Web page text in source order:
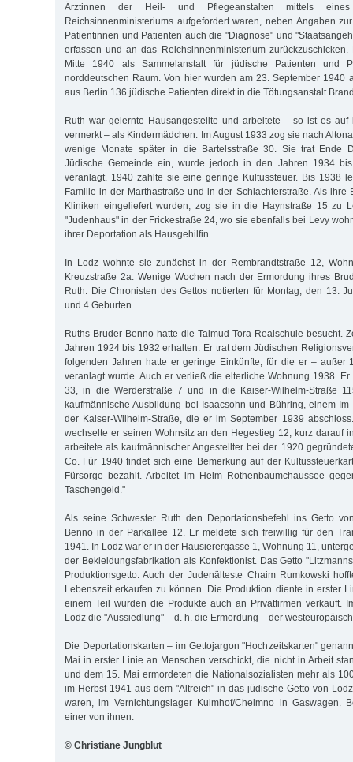
Ärztinnen der Heil- und Pflegeanstalten mittels
Reichsinnenministeriums aufgefordert waren, neben Angaben
Patientinnen und Patienten auch die "Diagnose" und
erfassen und an das Reichsinnenministerium
Mitte 1940 als Sammelanstalt für jüdische Patienten und
norddeutschen Raum. Von hier wurden am 23. September 1940
aus Berlin 136 jüdische Patienten direkt in die Tötungsanstalt
Ruth war gelernte Hausangestellte und arbeitete – so ist es auf
vermerkt – als Kindermädchen. Im August 1933 zog sie nach
wenige Monate später in die Bartelsstraße 30. Sie trat Ende
Jüdische Gemeinde ein, wurde jedoch in den Jahren 1934
veranlagt. 1940 zahlte sie eine geringe Kultussteuer. Bis 1938
Familie in der Marthastraße und in der Schlachterstraße. Als ihre
Kliniken eingeliefert wurden, zog sie in die Haynstraße 15 zu
"Judenhaus" in der Frickestraße 24, wo sie ebenfalls bei Levy
ihrer Deportation als Hausgehilfin.
In Lodz wohnte sie zunächst in der Rembrandtstraße 12,
Kreuzstraße 2a. Wenige Wochen nach der Ermordung ihres
Ruth. Die Chronisten des Gettos notierten für Montag, den 13.
und 4 Geburten.
Ruths Bruder Benno hatte die Talmud Tora Realschule besucht.
Jahren 1924 bis 1932 erhalten. Er trat dem Jüdischen
folgenden Jahren hatte er geringe Einkünfte, für die er – außer
veranlagt wurde. Auch er verließ die elterliche Wohnung 1938.
33, in die Werderstraße 7 und in die Kaiser-Wilhelm-Straße
kaufmännische Ausbildung bei Isaacsohn und Bühring, einem
der Kaiser-Wilhelm-Straße, die er im September 1939
wechselte er seinen Wohnsitz an den Hegestieg 12, kurz darauf
arbeitete als kaufmännischer Angestellter bei der 1920
Co. Für 1940 findet sich eine Bemerkung auf der
Fürsorge bezahlt. Arbeitet im Heim Rothenbaumchaussee
Taschengeld."
Als seine Schwester Ruth den Deportationsbefehl ins Getto
Benno in der Parkallee 12. Er meldete sich freiwillig für den
1941. In Lodz war er in der Hausierergasse 1, Wohnung 11,
der Bekleidungsfabrikation als Konfektionist. Das Getto
Produktionsgetto. Auch der Judenälteste Chaim Rumkowski
Lebenszeit erkaufen zu können. Die Produktion diente in erster
einem Teil wurden die Produkte auch an Privatfirmen verkauft.
Lodz die "Aussiedlung" – d. h. die Ermordung – der
Die Deportationskarten – im Gettojargon "Hochzeitskarten"
Mai in erster Linie an Menschen verschickt, die nicht in Arbeit
und dem 15. Mai ermordeten die Nationalsozialisten mehr als
im Herbst 1941 aus dem "Altreich" in das jüdische Getto von
waren, im Vernichtungslager Kulmhof/Chelmno in Gaswagen.
einer von ihnen.
© Christiane Jungblut